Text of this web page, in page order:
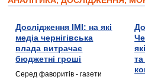
Дослідження ІМІ: на які
медіа чернігівська
влада витрачає
бюджетні гроші
Серед фаворитів - газети